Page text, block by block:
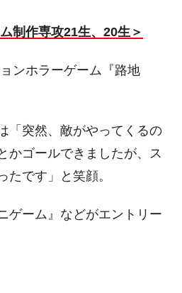
制作専攻21生、20生＞
ンホラーゲーム『路地
「突然、敵がやってくるの
かゴールできましたが、ス
たです」と笑顔。
ゲーム』などがエントリー